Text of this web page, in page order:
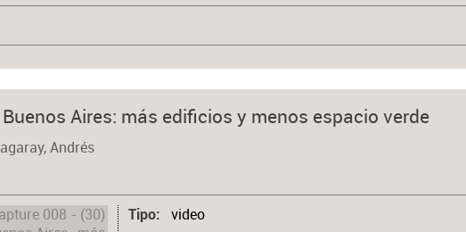
Aires: más edificios y menos espacio verde
Andrés
Tipo video